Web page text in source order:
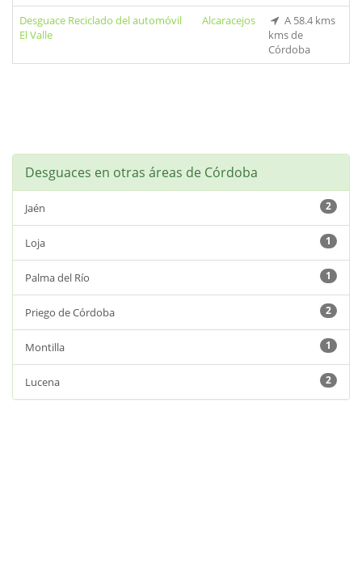
Desguace Reciclado del automóvil
El Valle
Alcaracejos
A 58.4 kms
kms de
Córdoba
Desguaces en otras áreas de Córdoba
Jaén 2
Loja 1
Palma del Río 1
Priego de Córdoba 2
Montilla 1
Lucena 2